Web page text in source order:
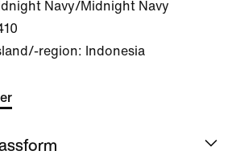
Navy/Midnight Navy
region: Indonesia